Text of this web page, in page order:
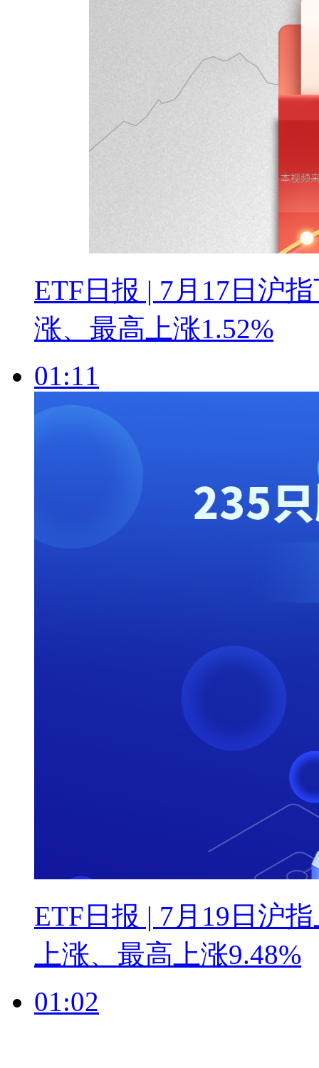
ETF日报 | 7月17日沪
涨、最高上涨1.52%
01:11
ETF日报 | 7月19日沪
上涨、最高上涨9.48%
01:02